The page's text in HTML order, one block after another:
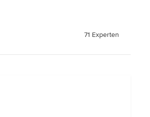
71 Experten